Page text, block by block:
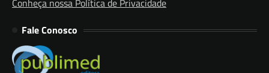
Conheça nossa Política de Privacidade
Fale Conosco